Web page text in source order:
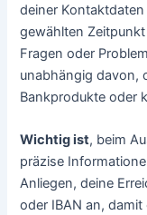
deiner
gewählten
Fragen oder
unabhängig davon,
Bankprodukte oder
Wichtig ist, beim
präzise
Anliegen, deine
oder IBAN an,